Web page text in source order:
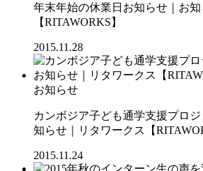
年末年始の休業日お知らせ｜お
【RITAWORKS】
2015.11.28
お知らせ
カンボジア子ども通学支援プロ
知らせ｜リタワークス【
2015.11.24